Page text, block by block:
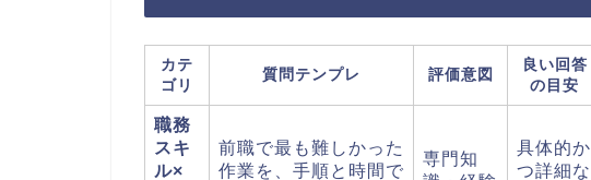
カテ
ゴリ
質問テンプレ 評価意図
良い回答
の目安
職務
スキ
ル×
前職で最も難しかった
作業を、手順と時間で
専門知
具体的か
つ詳細な